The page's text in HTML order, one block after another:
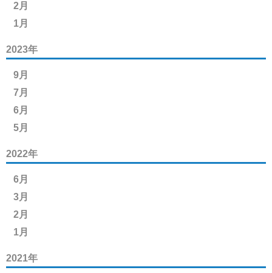
2月
1月
2023年
9月
7月
6月
5月
2022年
6月
3月
2月
1月
2021年